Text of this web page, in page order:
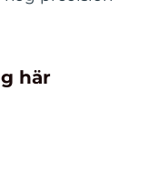
här